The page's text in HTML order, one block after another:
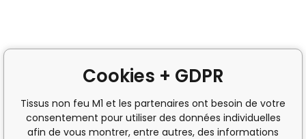
Cookies + GDPR
Tissus non feu M1 et les partenaires ont besoin de votre
consentement pour utiliser des données individuelles
afin de vous montrer, entre autres, des informations